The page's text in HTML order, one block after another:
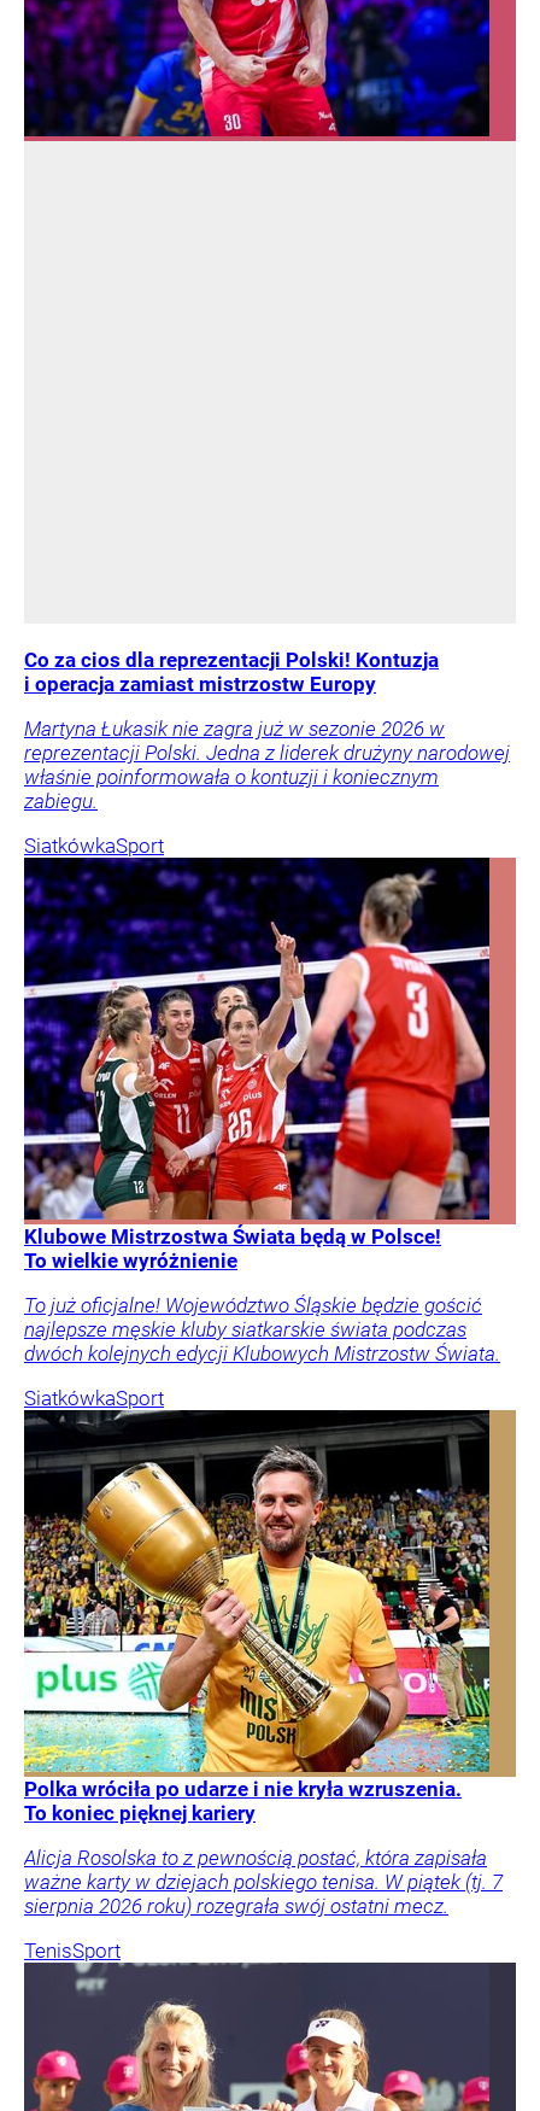
Co za cios dla reprezentacji Polski! Kontuzja
i operacja zamiast mistrzostw Europy
Martyna Łukasik nie zagra już w sezonie 2026 w
reprezentacji Polski. Jedna z liderek drużyny narodowej
właśnie poinformowała o kontuzji i koniecznym
zabiegu.
SiatkówkaSport
Klubowe Mistrzostwa Świata będą w Polsce!
To wielkie wyróżnienie
To już oficjalne! Województwo Śląskie będzie gościć
najlepsze męskie kluby siatkarskie świata podczas
dwóch kolejnych edycji Klubowych Mistrzostw Świata.
SiatkówkaSport
Polka wróciła po udarze i nie kryła wzruszenia.
To koniec pięknej kariery
Alicja Rosolska to z pewnością postać, która zapisała
ważne karty w dziejach polskiego tenisa. W piątek (tj. 7
sierpnia 2026 roku) rozegrała swój ostatni mecz.
TenisSport